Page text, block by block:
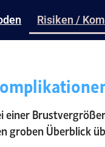
Risiken /
einer
groben Überblick